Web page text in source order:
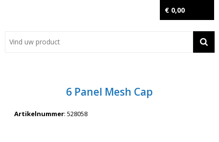
€ 0,00
Contact
Wil je snel een advies? Bel nu 053-7920045 of 06-55731304
6 Panel Mesh Cap
Artikelnummer: 528058